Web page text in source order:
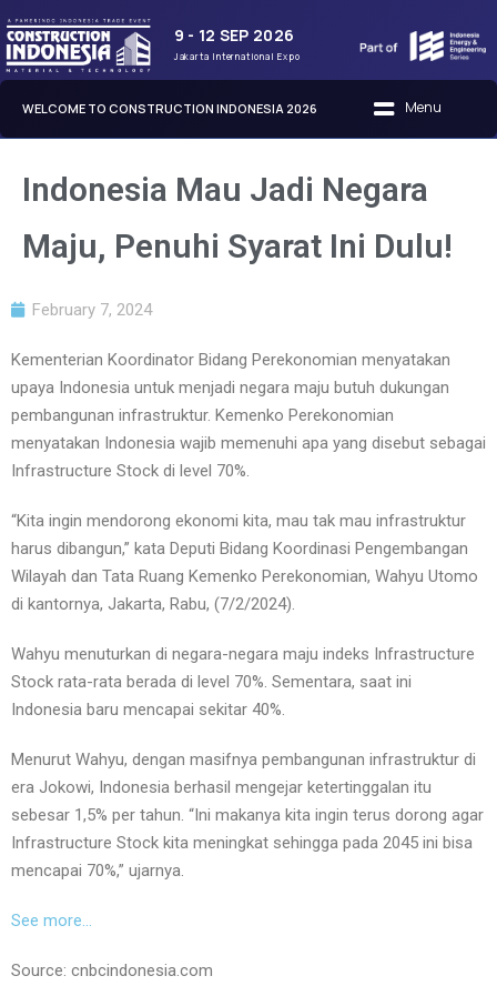
9 - 12 SEP 2026
Jakarta International Expo
WELCOME TO CONSTRUCTION INDONESIA 2026
Indonesia Mau Jadi Negara
Maju, Penuhi Syarat Ini Dulu!
February 7, 2024
Kementerian Koordinator Bidang Perekonomian menyatakan
upaya Indonesia untuk menjadi negara maju butuh dukungan
pembangunan infrastruktur. Kemenko Perekonomian
menyatakan Indonesia wajib memenuhi apa yang disebut sebagai
Infrastructure Stock di level 70%.
“Kita ingin mendorong ekonomi kita, mau tak mau infrastruktur
harus dibangun,” kata Deputi Bidang Koordinasi Pengembangan
Wilayah dan Tata Ruang Kemenko Perekonomian, Wahyu Utomo
di kantornya, Jakarta, Rabu, (7/2/2024).
Wahyu menuturkan di negara-negara maju indeks Infrastructure
Stock rata-rata berada di level 70%. Sementara, saat ini
Indonesia baru mencapai sekitar 40%.
Menurut Wahyu, dengan masifnya pembangunan infrastruktur di
era Jokowi, Indonesia berhasil mengejar ketertinggalan itu
sebesar 1,5% per tahun. “Ini makanya kita ingin terus dorong agar
Infrastructure Stock kita meningkat sehingga pada 2045 ini bisa
mencapai 70%,” ujarnya.
See more…
Source: cnbcindonesia.com